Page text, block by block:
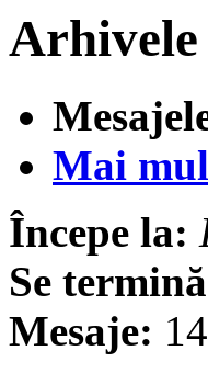
Arhivele
Mai
Începe la:
Se
Mesaje: 14